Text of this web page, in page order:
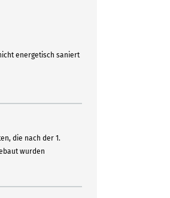
energetisch saniert
die nach der 1.
wurden